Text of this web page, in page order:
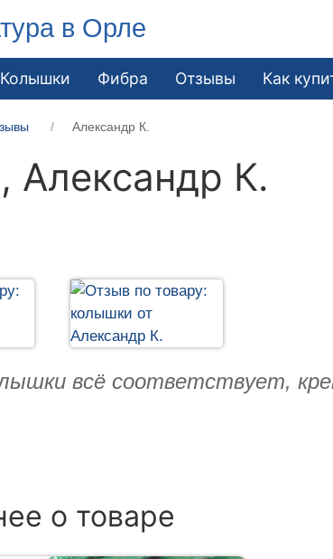
в Орле
Колышки Фибра Отзывы Как
Александр К.
Александр К.
всё соответствует,
о товаре